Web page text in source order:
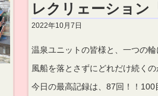
レクリェーション
2022年10月7日
温泉ユニットの皆様と、一つの
風船を落とさずにどれだけ続く
今日の最高記録は、87回！！100